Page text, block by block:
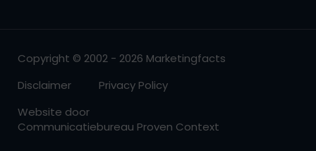
Copyright © 2002 - 2026 Marketingfacts
Disclaimer
Privacy Policy
Website door
Communicatiebureau Proven Context